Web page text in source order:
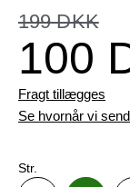
199 DKK
100
Fragt tillægges
Se hvornår vi
Str.